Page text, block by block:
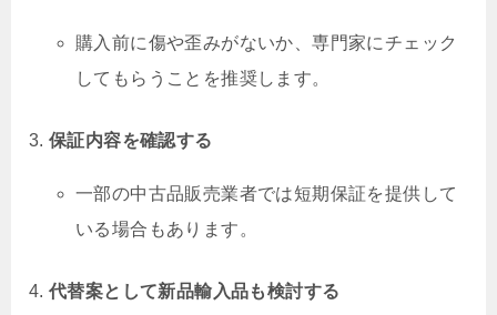
購入前に傷や歪みがないか、専門家にチェック
してもらうことを推奨します。
保証内容を確認する
一部の中古品販売業者では短期保証を提供して
いる場合もあります。
代替案として新品輸入品も検討する